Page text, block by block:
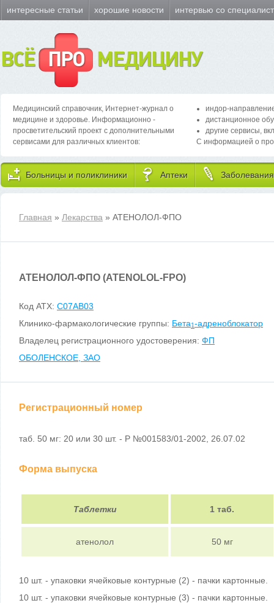
интересные статьи хорошие новости интервью со
ВСЁ ПРО МЕДИЦИНУ
Медицинский справочник, Интернет-журнал о
медицине и здоровье. Информационно -
просветительский проект с дополнительными
сервисами для различных клиентов:
индор-
дистанционное
другие сервисы,
С информацией о
Больницы и поликлиники Аптеки Заболевания
Главная » Лекарства » АТЕНОЛОЛ-ФПО
АТЕНОЛОЛ-ФПО (ATENOLOL-FPO)
Код ATX: C07AB03
Клинико-фармакологические группы: Бета1 -адреноблокатор
Владелец регистрационного удостоверения: ФП
ОБОЛЕНСКОЕ, ЗАО
Регистрационный номер
таб. 50 мг: 20 или 30 шт. - Р №001583/01-2002, 26.07.02
Форма выпуска
Таблетки 1 таб.
атенолол 50 мг
10 шт. - упаковки ячейковые контурные (2) - пачки картонные.
10 шт. - упаковки ячейковые контурные (3) - пачки картонные.